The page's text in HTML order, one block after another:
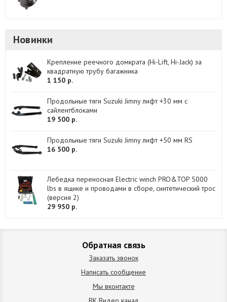
Новинки
Крепление реечного домкрата (Hi-Lift, Hi-Jack) за
квадратную трубу багажника
1 150 р.
Продольные тяги Suzuki Jimny лифт +30 мм с
сайлентблоками
19 500 р.
Продольные тяги Suzuki Jimny лифт +50 мм RS
16 500 р.
Лебедка переносная Electric winch PRO&TOP 5000
lbs в ящике и проводами в сборе, синтетический трос
(версия 2)
29 950 р.
Обратная связь
Заказать звонок
Написать сообщение
Мы вконтакте